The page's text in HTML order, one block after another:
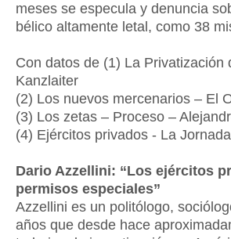
meses se especula y denuncia
bélico altamente letal, como 38
Con datos de (1) La Privatización
Kanzlaiter
(2) Los nuevos mercenarios – El
(3) Los zetas – Proceso –
(4) Ejércitos privados - La
Dario Azzellini: “Los ejércitos
permisos especiales”
Azzellini es un politólogo,
años que desde hace